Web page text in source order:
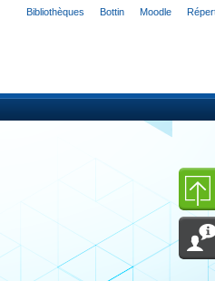
Bibliothèques Bottin Moodle